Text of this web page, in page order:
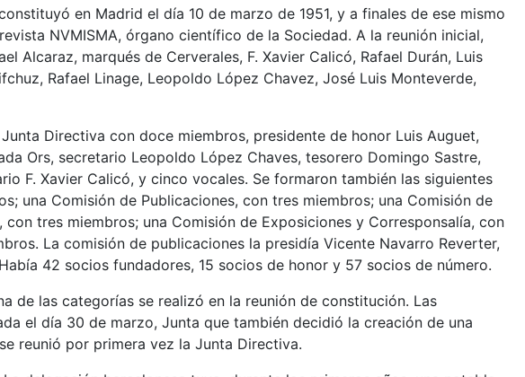
en Madrid el día 10 de marzo de 1951, y a finales de ese mismo
NVMISMA, órgano científico de la Sociedad. A la reunión inicial,
Alcaraz, marqués de Cerverales, F. Xavier Calicó, Rafael Durán, Luis
Rafael Linage, Leopoldo López Chavez, José Luis Monteverde,
Directiva con doce miembros, presidente de honor Luis Auguet,
Ors, secretario Leopoldo López Chaves, tesorero Domingo Sastre,
F. Xavier Calicó, y cinco vocales. Se formaron también las siguientes
una Comisión de Publicaciones, con tres miembros; una Comisión de
tres miembros; una Comisión de Exposiciones y Corresponsalía, con
La comisión de publicaciones la presidía Vicente Navarro Reverter,
42 socios fundadores, 15 socios de honor y 57 socios de número.
de las categorías se realizó en la reunión de constitución. Las
el día 30 de marzo, Junta que también decidió la creación de una
reunió por primera vez la Junta Directiva.